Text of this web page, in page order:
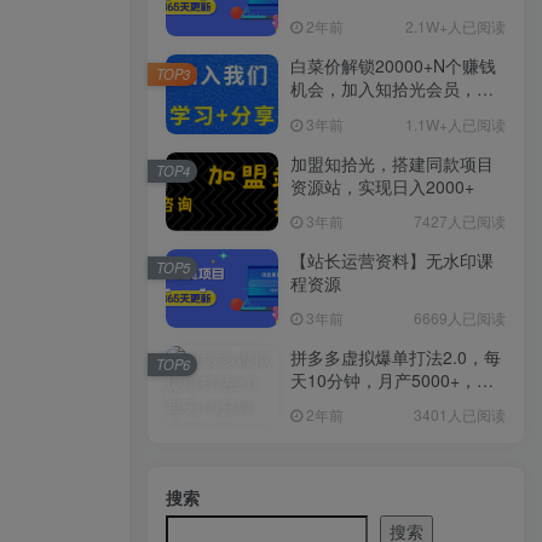
2年前 2.1W+人已阅读
白菜价解锁20000+N个赚钱
机会，加入知拾光会员，全
3年前 1.1W+人已阅读
TOP3
加盟知拾光，搭建同款项目
资源站，实现日入2000+
3年前 7427人已阅读
TOP4
【站长运营资料】无水印课
程资源
3年前 6669人已阅读
TOP5
拼多多虚拟爆单打法2.0，每
天10分钟，月产5000+，从0
2年前 3401人已阅读
TOP6
搜索
搜索